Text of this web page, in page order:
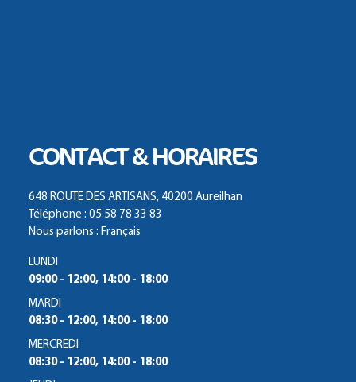
CONTACT & HORAIRES
648 ROUTE DES ARTISANS, 40200 Aureilhan
Téléphone : 05 58 78 33 83
Nous parlons : Français
LUNDI
09:00 - 12:00, 14:00 - 18:00
MARDI
08:30 - 12:00, 14:00 - 18:00
MERCREDI
08:30 - 12:00, 14:00 - 18:00